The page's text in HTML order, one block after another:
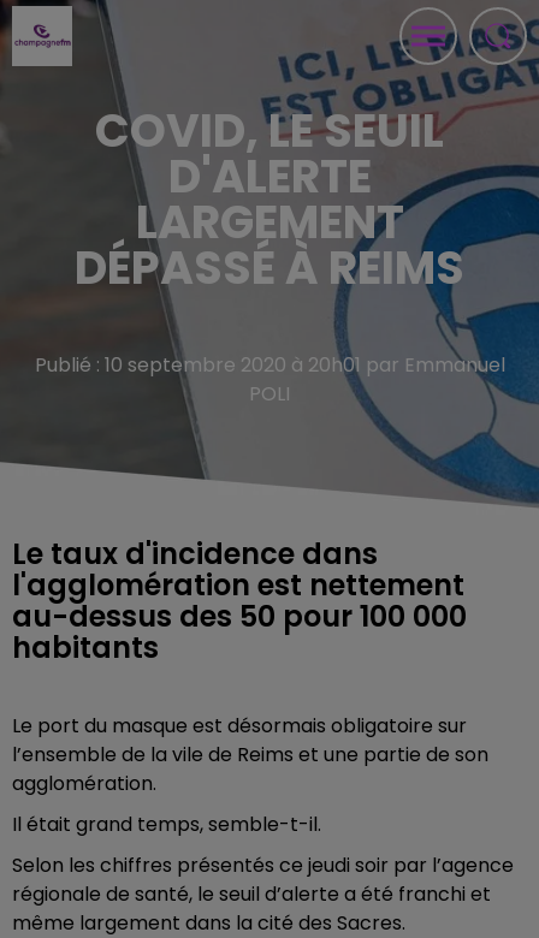
COVID, LE SEUIL
D'ALERTE
LARGEMENT
DÉPASSÉ À REIMS
Publié : 10 septembre 2020 à 20h01 par Emmanuel
POLI
Le taux d'incidence dans
l'agglomération est nettement
au-dessus des 50 pour 100 000
habitants
Le port du masque est désormais obligatoire sur
l’ensemble de la vile de Reims et une partie de son
agglomération.
Il était grand temps, semble-t-il.
Selon les chiffres présentés ce jeudi soir par l’agence
régionale de santé, le seuil d’alerte a été franchi et
même largement dans la cité des Sacres.